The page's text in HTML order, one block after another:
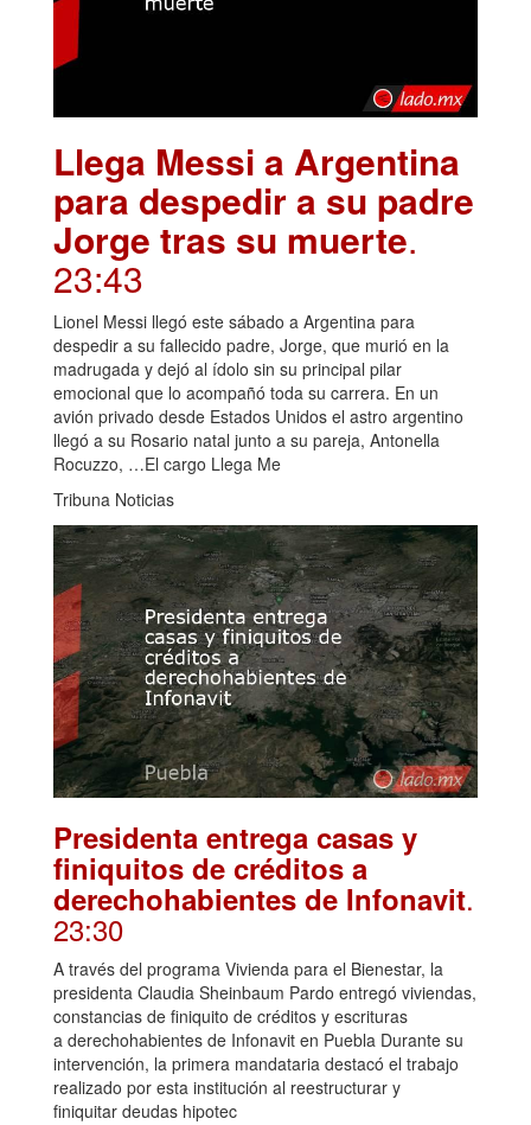
Llega Messi a Argentina
para despedir a su padre
Jorge tras su muerte.
23:43
Lionel Messi llegó este sábado a Argentina para
despedir a su fallecido padre, Jorge, que murió en la
madrugada y dejó al ídolo sin su principal pilar
emocional que lo acompañó toda su carrera. En un
avión privado desde Estados Unidos el astro argentino
llegó a su Rosario natal junto a su pareja, Antonella
Rocuzzo, …El cargo Llega Me
Tribuna Noticias
Presidenta entrega casas y
finiquitos de créditos a
derechohabientes de Infonavit.
23:30
A través del programa Vivienda para el Bienestar, la
presidenta Claudia Sheinbaum Pardo entregó viviendas,
constancias de finiquito de créditos y escrituras
a derechohabientes de Infonavit en Puebla Durante su
intervención, la primera mandataria destacó el trabajo
realizado por esta institución al reestructurar y
finiquitar deudas hipotec